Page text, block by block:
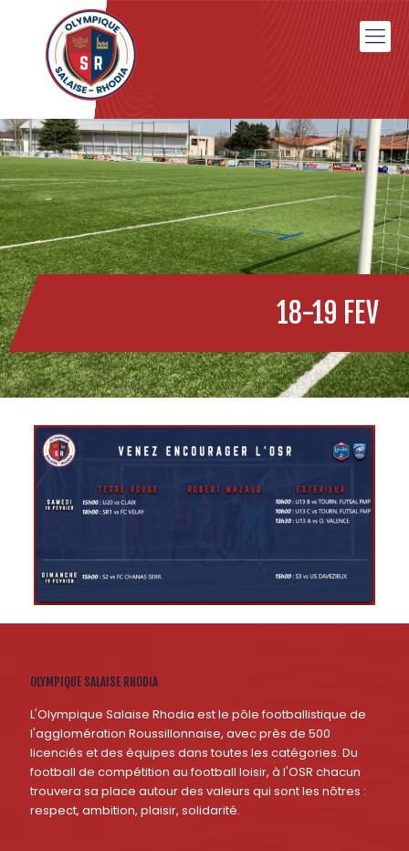
18-19 FEV
OLYMPIQUE SALAISE RHODIA
L'Olympique Salaise Rhodia est le pôle footballistique de
l'agglomération Roussillonnaise, avec près de 500
licenciés et des équipes dans toutes les catégories. Du
football de compétition au football loisir, à l'OSR chacun
trouvera sa place autour des valeurs qui sont les nôtres :
respect, ambition, plaisir, solidarité.